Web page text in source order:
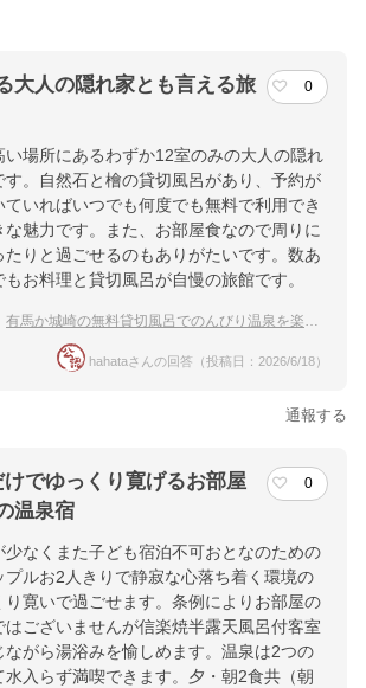
泉駅より徒歩にて１０分
提供：楽天トラベル
楽天トラベルで
テル詳細を詳しく見る
大人の隠れ家とも言える旅
0
い場所にあるわずか12室のみの大人の隠れ
す。自然石と檜の貸切風呂があり、予約が
いればいつでも何度でも無料で利用でき
な魅力です。また、お部屋食なので周りに
りと過ごせるのもありがたいです。数あ
お料理と貸切風呂が自慢の旅館です。
有馬か城崎の無料貸切風呂でのんびり温泉を楽しみたい
hahataさんの回答（投稿日：2026/6/18）
通報する
でゆっくり寛げるお部屋
温泉宿
0
少なくまた子ども宿泊不可おとなのための
プルお2人きりで静寂な心落ち着く環境の
り寛いで過ごせます。条例によりお部屋の
はございませんが信楽焼半露天風呂付客室
ながら湯浴みを愉しめます。温泉は2つの
入らず満喫できます。夕・朝2食共（朝